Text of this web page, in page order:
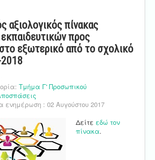
αξιολογικός πίνακας
προς
εξωτερικό από το σχολικό
Τμήμα Γ' Προσωπικού
ενημέρωση : 02 Αυγούστου 2017
Δείτε εδώ τον
πίνακα.